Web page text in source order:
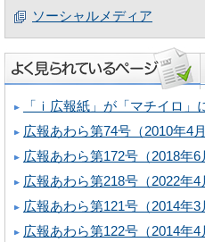
ソーシャルメディア
「ｉ広報紙」が「マチイロ」
広報あわら第74号（2010年4月
広報あわら第172号（2018年6
広報あわら第218号（2022年4
広報あわら第121号（2014年3
広報あわら第122号（2014年4